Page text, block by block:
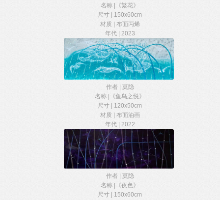
名称 |《繁花》
尺寸 | 150x60cm
材质 | 布面丙烯
年代 | 2023
作者 | 莫隐
名称 |《鱼鸟之悦》
尺寸 | 120x50cm
材质 | 布面油画
年代 | 2022
作者 | 莫隐
名称 |《夜色》
尺寸 | 150x60cm